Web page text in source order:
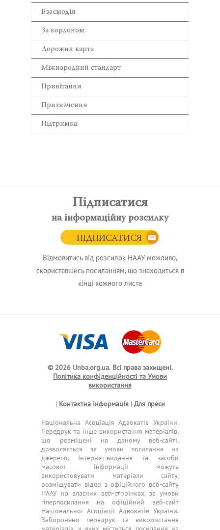
Взаємодія
За кордоном
Дорожня карта
Міжнародний стандарт
Привітання
Призначення
Підтримка
Підписатися
на інформаційну розсилку
ПІДПИСАТИСЯ
Відмовитись від розсилок НААУ можливо,
скориставшись посиланням, що знаходиться в
кінці кожного листа
© 2026 Unba.org.ua. Всі права захищені.
Політика конфіденційності та Умови
використання
| Контактна інформація| Для преси
Національна Асоціація Адвокатів України.
Передрук та інше використання матеріалів,
що розміщені на даному веб-сайті,
дозволяється за умови посилання на
джерело. Інтернет-видання та засоби
масової інформації можуть
використовувати матеріали сайту,
розміщувати відео з офіційного веб-сайту
НААУ на власних веб-сторінках, за умови
гіперпосилання на офіційний веб-сайт
Національної Асоціації Адвокатів України.
Заборонено передрук та використання